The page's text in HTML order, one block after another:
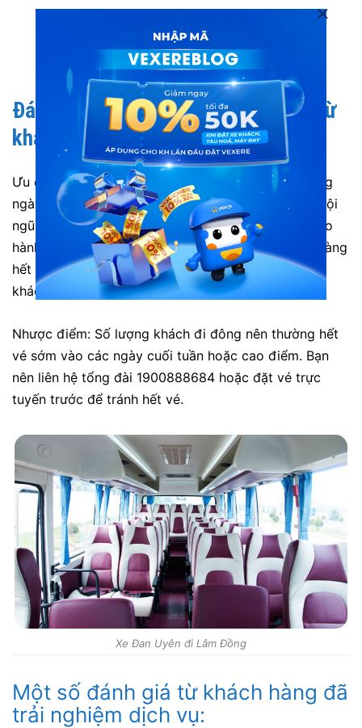
Vé xe Đan Uyên từ Lâm Đồng đi Sài Gòn
Đánh giá xe Đan Uyên đi Lâm Đồng từ
khách hàng:
Ưu điểm: Xe xuất phát đúng khung giờ cố định hằng
ngày. Cơ sở vật chất trên xe luôn được đảm bảo. Đội
ngũ tài xế tận tâm, mang đến hành trình an toàn cho
hành khách. Nhân viên phục vụ luôn hỗ trợ khách hàng
hết mình, chu đáo, luôn giải đáp các thắc mắc của
khách hàng tận tình.
Nhược điểm: Số lượng khách đi đông nên thường hết
vé sớm vào các ngày cuối tuần hoặc cao điểm. Bạn
nên liên hệ tổng đài 1900888684 hoặc đặt vé trực
tuyến trước để tránh hết vé.
Xe Đan Uyên đi Lâm Đồng
Một số đánh giá từ khách hàng đã
trải nghiệm dịch vụ: